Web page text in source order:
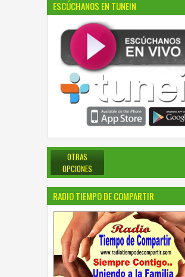
ESCÚCHANOS EN TUNEIN
OTRAS
OPCIONES
RADIO TIEMPO DE COMPARTIR